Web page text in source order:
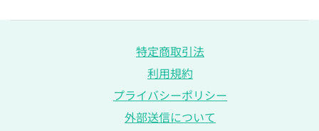
ー
特定商取引法
利用規約
プライバシーポリシー
外部送信について